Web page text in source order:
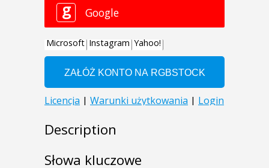
Description
Słowa kluczowe